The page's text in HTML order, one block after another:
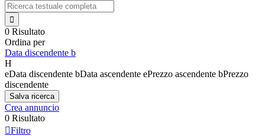

0 Risultato
Ordina per
Data discendente b
H
eData discendente bData ascendente ePrezzo ascendente bPrezzo
discendente
Salva ricerca
Crea annuncio
0 Risultato
Filtro